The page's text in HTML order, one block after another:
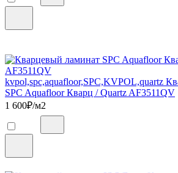
kvpol,spc,aquafloor,SPC,KVPOL,quartz
SPC Aquafloor Кварц / Quartz AF3511QV
1 600₽/м2